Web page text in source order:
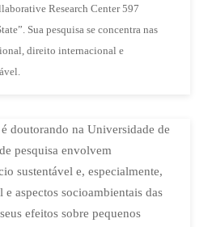
Research Center 597
Sua pesquisa se concentra nas
direito internacional e